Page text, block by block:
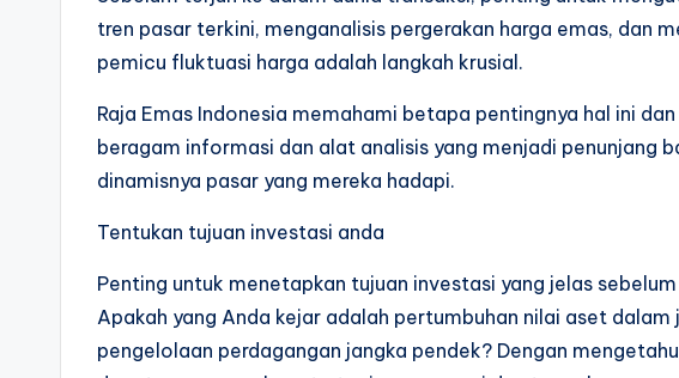
tren pasar terkini, menganalisis pergerakan harga emas,
pemicu fluktuasi harga adalah langkah krusial.
Raja Emas Indonesia memahami betapa pentingnya hal ini
beragam informasi dan alat analisis yang menjadi penunjang
dinamisnya pasar yang mereka hadapi.
Tentukan tujuan investasi anda
Penting untuk menetapkan tujuan investasi yang jelas
Apakah yang Anda kejar adalah pertumbuhan nilai aset
pengelolaan perdagangan jangka pendek? Dengan